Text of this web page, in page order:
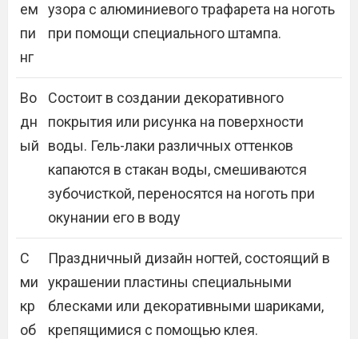
ем
пи
нг
узора с алюминиевого трафарета на ноготь
при помощи специального штампа.
Во
дн
ый
Состоит в создании декоративного
покрытия или рисунка на поверхности
воды. Гель-лаки различных оттенков
капаются в стакан воды, смешиваются
зубочисткой, переносятся на ноготь при
окунании его в воду
С
ми
кр
об
Праздничный дизайн ногтей, состоящий в
украшении пластины специальными
блесками или декоративными шариками,
крепящимися с помощью клея.